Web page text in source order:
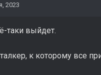
2023
таки выйдет.
к которому все